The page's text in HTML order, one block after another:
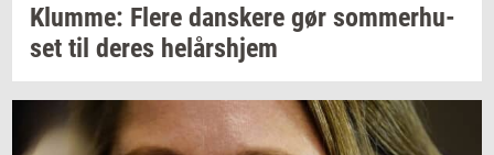
Klum­me: Flere dan­ske­re gør som­mer­hu­
set til deres helårs­hjem